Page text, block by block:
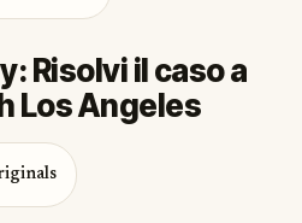
Risolvi il caso a
Los Angeles